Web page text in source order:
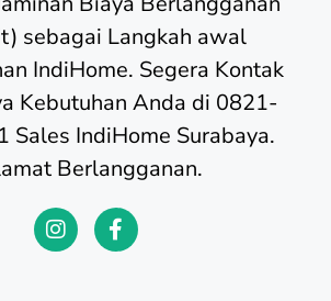
sebagai Langkah awal
IndiHome. Segera Kontak
Kebutuhan Anda di 0821-
Sales IndiHome Surabaya.
Berlangganan.